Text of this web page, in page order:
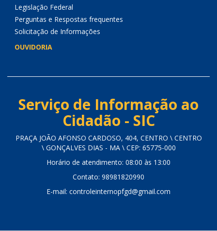
Legislação Federal
Perguntas e Respostas frequentes
Solicitação de Informações
OUVIDORIA
Serviço de Informação ao
Cidadão - SIC
PRAÇA JOÃO AFONSO CARDOSO, 404, CENTRO \ CENTRO
\ GONÇALVES DIAS - MA \ CEP: 65775-000
Horário de atendimento: 08:00 às 13:00
Contato: 98981820990
E-mail: controleinternopfgd@gmail.com